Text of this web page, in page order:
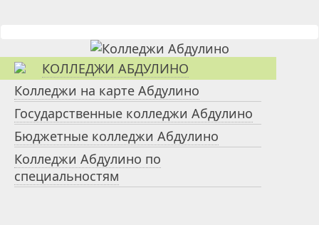
КОЛЛЕДЖИ АБДУЛИНО
Колледжи на карте Абдулино
Государственные колледжи Абдулино
Бюджетные колледжи Абдулино
Колледжи Абдулино по
специальностям